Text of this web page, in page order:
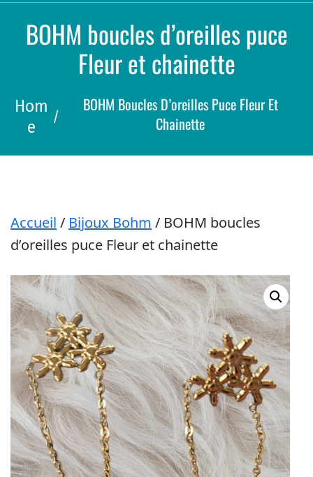
c
h
BOHM boucles d’oreilles puce
Fleur et chainette
Hom
E
/
BOHM Boucles D’oreilles Puce Fleur Et
Chainette
Accueil / Bijoux Bohm / BOHM boucles
d’oreilles puce Fleur et chainette